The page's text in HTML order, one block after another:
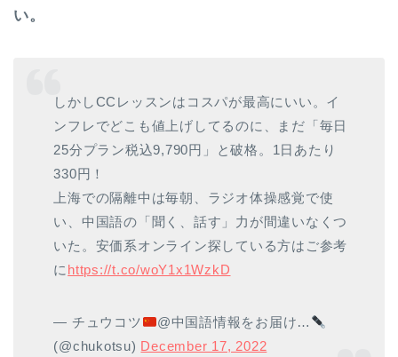
い。
しかしCCレッスンはコスパが最高にいい。イ
ンフレでどこも値上げしてるのに、まだ「毎日
25分プラン税込9,790円」と破格。1日あたり
330円！
上海での隔離中は毎朝、ラジオ体操感覚で使
い、中国語の「聞く、話す」力が間違いなくつ
いた。安価系オンライン探している方はご参考
に https://t.co/woY1x1WzkD
— チュウコツ
@中国語情報をお届け…
(@chukotsu) December 17, 2022